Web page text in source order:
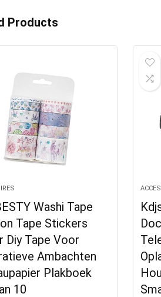
Products
Washi Tape
Tape Stickers
Diy Tape Voor
Ambachten
Plakboek
10